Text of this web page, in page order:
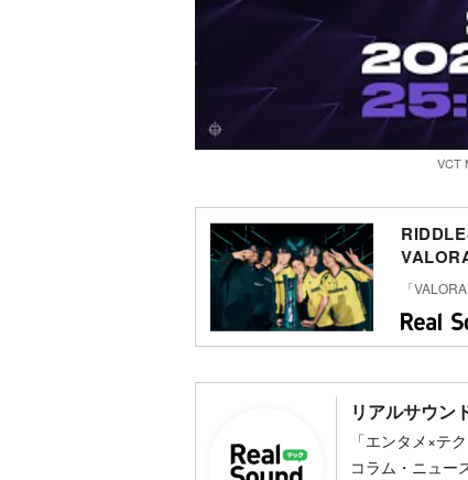
VCT
「
リアルサウン
「エンタメ×テ
コラム・ニュー